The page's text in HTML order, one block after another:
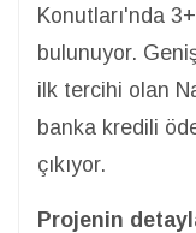
Konutları'nda
bulunuyor.
ilk tercihi olan
banka kredili
çıkıyor.
Projenin